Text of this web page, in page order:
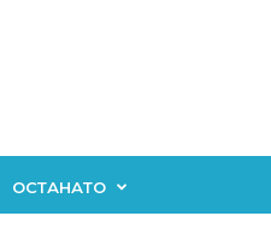
ОСТАНАТО